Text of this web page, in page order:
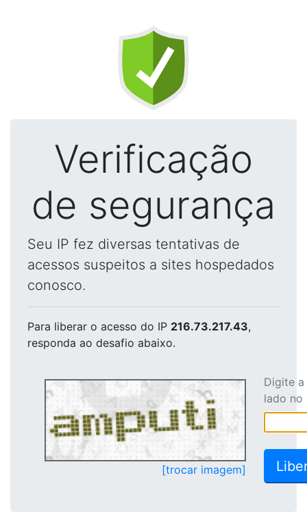
Verificação
de segurança
Seu IP fez diversas tentativas de
acessos suspeitos a sites hospedados
conosco.
Para liberar o acesso do IP 216.73.217.43,
responda ao desafio abaixo.
[trocar imagem]
Digite
lado no